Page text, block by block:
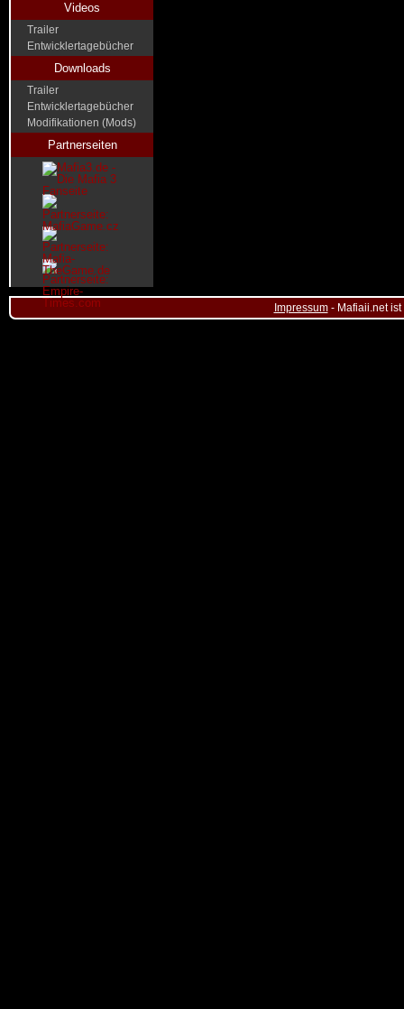
Videos
Trailer
Entwicklertagebücher
Downloads
Trailer
Entwicklertagebücher
Modifikationen (Mods)
Partnerseiten
Impressum- Mafiaii.net ist